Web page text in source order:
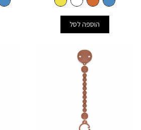
היה:
₪180.
הוא:
₪100.
הוספה לסל